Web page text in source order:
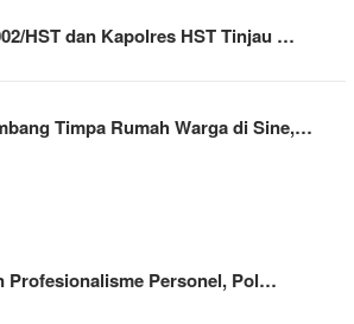
HST dan Kapolres HST Tinjau …
Timpa Rumah Warga di Sine,…
Profesionalisme Personel, Pol…